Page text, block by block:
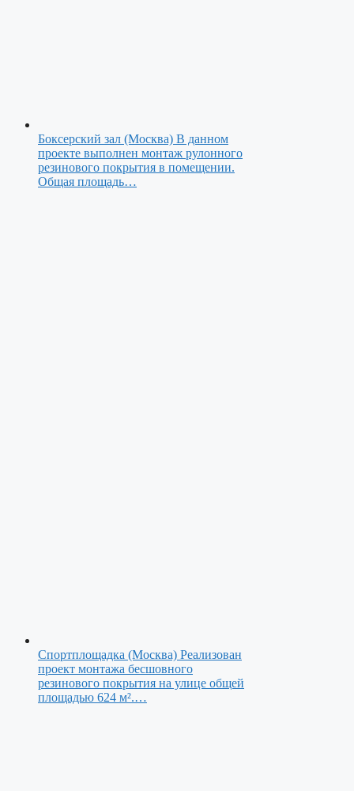
Боксерский зал (Москва) В данном
проекте выполнен монтаж рулонного
резинового покрытия в помещении.
Общая площадь…
Спортплощадка (Москва) Реализован
проект монтажа бесшовного
резинового покрытия на улице общей
площадью 624 м².…